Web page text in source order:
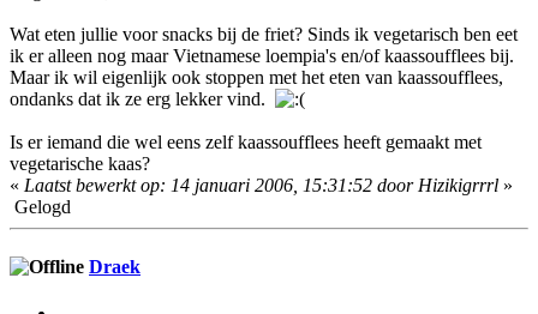
Wat eten jullie voor snacks bij de friet? Sinds ik vegetarisch ben eet
ik er alleen nog maar Vietnamese loempia's en/of kaassoufflees bij.
Maar ik wil eigenlijk ook stoppen met het eten van kaassoufflees,
ondanks dat ik ze erg lekker vind.
Is er iemand die wel eens zelf kaassoufflees heeft gemaakt met
vegetarische kaas?
« Laatst bewerkt op: 14 januari 2006, 15:31:52 door Hizikigrrrl »
Gelogd
Draek